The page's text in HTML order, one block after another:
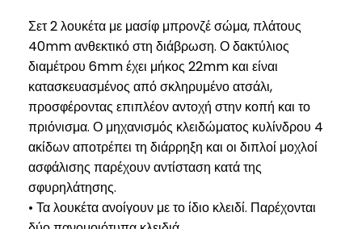
Σετ 2 λουκέτα με μασίφ μπρονζέ σώμα, πλάτους
40mm ανθεκτικό στη διάβρωση. Ο δακτύλιος
διαμέτρου 6mm έχει μήκος 22mm και είναι
κατασκευασμένος από σκληρυμένο ατσάλι,
προσφέροντας επιπλέον αντοχή στην κοπή και το
πριόνισμα. Ο μηχανισμός κλειδώματος κυλίνδρου 4
ακίδων αποτρέπει τη διάρρηξη και οι διπλοί μοχλοί
ασφάλισης παρέχουν αντίσταση κατά της
σφυρηλάτησης.
• Τα λουκέτα ανοίγουν με το ίδιο κλειδί. Παρέχονται